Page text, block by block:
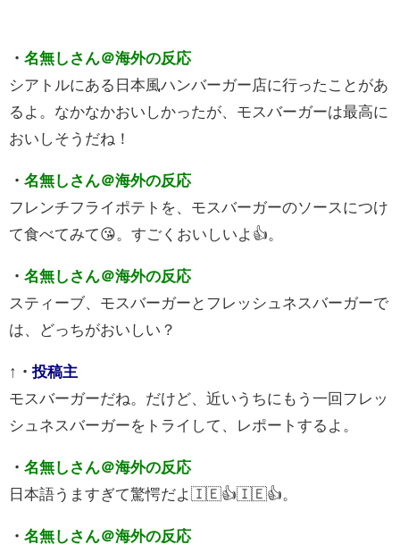
・ 名無しさん＠海外の反応
シアトルにある日本風ハンバーガー店に行ったことがあ
るよ。なかなかおいしかったが、モスバーガーは最高に
おいしそうだね！
・ 名無しさん＠海外の反応
フレンチフライポテトを、モスバーガーのソースにつけ
て食べてみて😘。すごくおいしいよ👍。
・ 名無しさん＠海外の反応
スティーブ、モスバーガーとフレッシュネスバーガーで
は、どっちがおいしい？
↑ ・ 投稿主
モスバーガーだね。だけど、近いうちにもう一回フレッ
シュネスバーガーをトライして、レポートするよ。
・ 名無しさん＠海外の反応
日本語うますぎて驚愕だよ🇮🇪👍🇮🇪👍。
・ 名無しさん＠海外の反応